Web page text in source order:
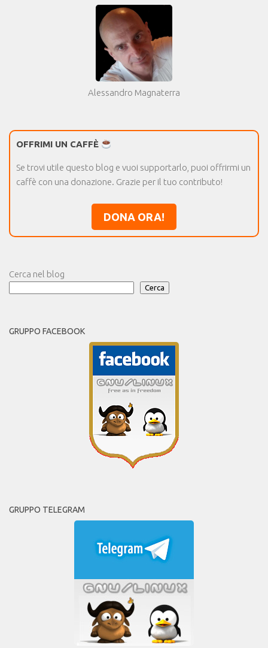
Alessandro Magnaterra
OFFRIMI UN CAFFÈ
Se trovi utile questo blog e vuoi supportarlo, puoi offrirmi un
caffè con una donazione. Grazie per il tuo contributo!
DONA ORA!
Cerca nel blog
Cerca
GRUPPO FACEBOOK
GRUPPO TELEGRAM